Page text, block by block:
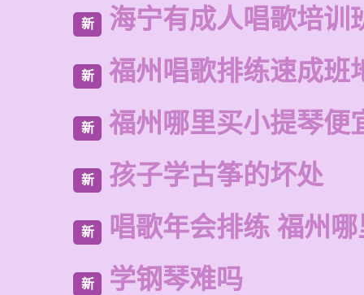
新 海宁有成人唱歌培训
新 福州唱歌排练速成班
新 福州哪里买小提琴便
新 孩子学古筝的坏处
新 唱歌年会排练 福州
新 学钢琴难吗